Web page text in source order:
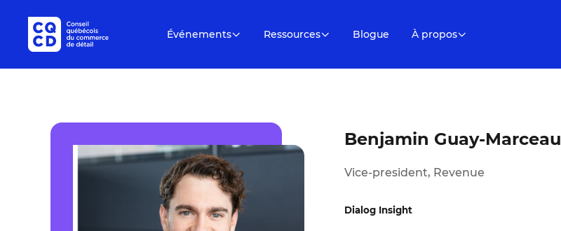
Événements Ressources Blogue À propos
Benjamin Guay-Marceau
Vice-president, Revenue
Dialog Insight